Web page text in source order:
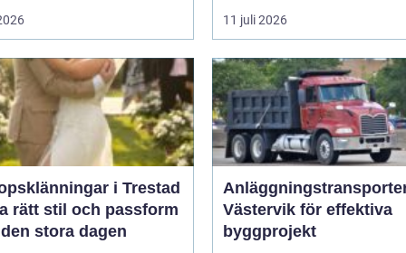
11 juli 2026
i Trestad
rätt stil och passform
stora dagen
Västervik för effektiva
byggprojekt